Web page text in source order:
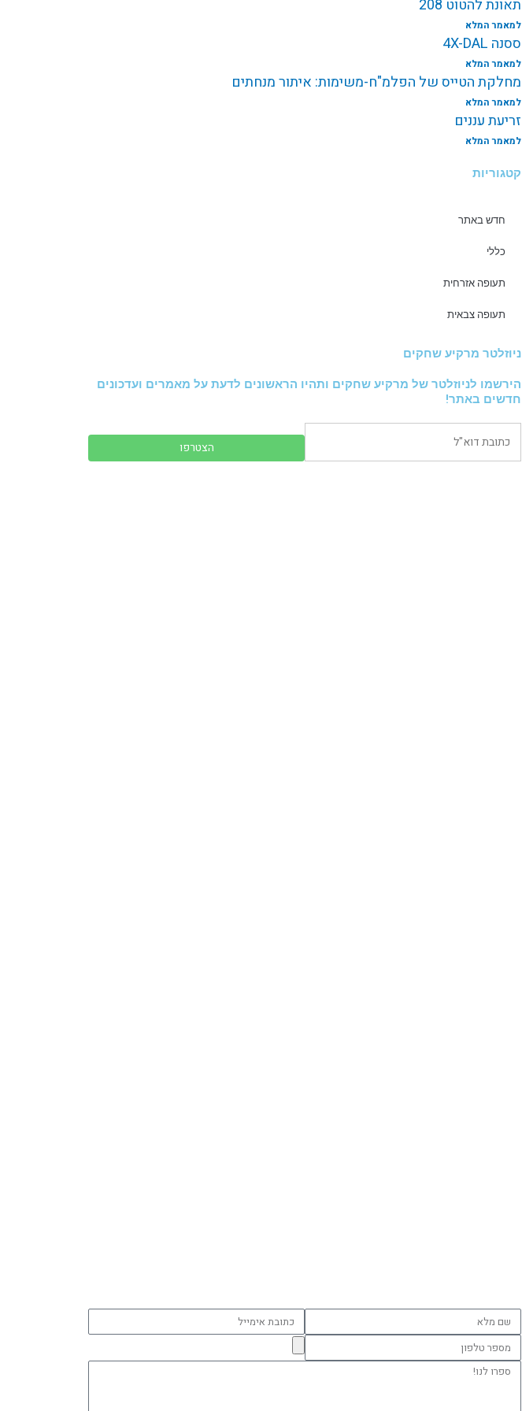
תאונת להטוט 208
למאמר המלא
ססנה 4X-DAL
למאמר המלא
מחלקת הטייס של הפלמ"ח-משימות: איתור מנחתים
למאמר המלא
זריעת עננים
למאמר המלא
קטגוריות
חדש באתר
כללי
תעופה אזרחית
תעופה צבאית
ניוזלטר מרקיע שחקים
הירשמו לניוזלטר של מרקיע שחקים ותהיו הראשונים לדעת על מאמרים ועדכונים
חדשים באתר!
שם
מלא
כתובת
אימייל
מספר
טלפון
ספרו